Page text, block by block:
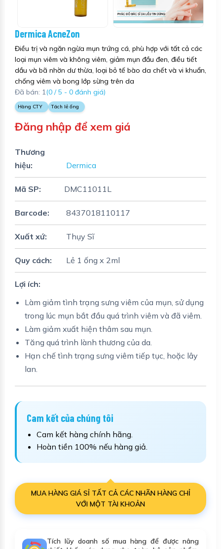
Dermica AcneZon
Điều trị và ngăn ngừa mụn trứng cá, phù hợp với tất cả các
loại mụn viêm và không viêm, giảm mụn đầu đen, điều tiết
dầu và bã nhờn dư thừa, loại bỏ tế bào da chết và vi khuẩn,
chống viêm và bong lớp sừng trên da
Đã bán: 1(0 / 5 - 0 đánh giá)
Hàng CTY Tách lẻ ống
Đăng nhập để xem giá
Thương
hiệu:
Dermica
Mã SP: DMC11011L
Barcode: 8437018110117
Xuất xứ: Thụy Sĩ
Quy cách: Lẻ 1 ống x 2ml
Lợi ích:
Làm giảm tình trạng sưng viêm của mụn, sử dụng
trong lúc mụn bắt đầu quá trình viêm và đã viêm.
Làm giảm xuất hiện thâm sau mụn.
Tăng quá trình lành thương của da.
Hạn chế tình trạng sưng viêm tiếp tục, hoặc lây
lan.
Cam kết của chúng tôi
Cam kết hàng chính hãng.
Hoàn tiền 100% nếu hàng giả.
MUA HÀNG GIÁ SỈ TẤT CẢ CÁC NHÃN HÀNG CHỈ
VỚI MỘT TÀI KHOẢN
Tích lũy doanh số mua hàng để được nâng